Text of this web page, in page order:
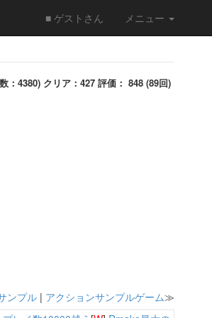
■ ゲストさん メニュー
：4380) クリア：427 評価： 848 (89回)
ンプル | アクションサンプルゲーム≫